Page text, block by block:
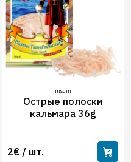
msdm
Острые полоски
кальмара 36g
2€ / шт.